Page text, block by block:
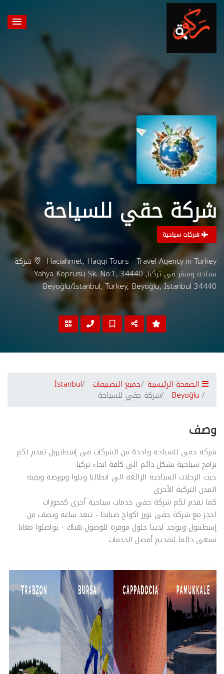
شركة حقي للسياحة
شركات سياحية
Hacıahmet, Haqqi Tours - Travel Agency in Turkey شركة
سياحة وسفر في تركيا, Yahya Köprüsü Sk. No:1, 34440
Beyoğlu/İstanbul, Turkey, Beyoğlu, İstanbul 34440
الصفحة الرئيسية جميع التصنيفات İstanbul
Beyoğlu شركة حقي للسياحة
وصف
شركة حقي للسياحة واحدة من الشركات في إسطنبول تقدم لكم
برامج سياحية بشكل دائم الى كافة انحاء تركيا
حيث الرحلات السياحية الرائعة الى انطاليا ويلوا وبورصة وبقية
المدن التركية الأخرى
كما تقدم لكم شركة حقي خدمات سياحية أخرى كحجوزات
احجز مع شركة حقى تورز اكواخ صبانجا - تبعد ساعة ونصف من
إسطنبول ويوجد لدينا حلول موفرة للوصول هناك - تواصلوا معانا
نسعى دائما لتقديم أفضل الخدمات